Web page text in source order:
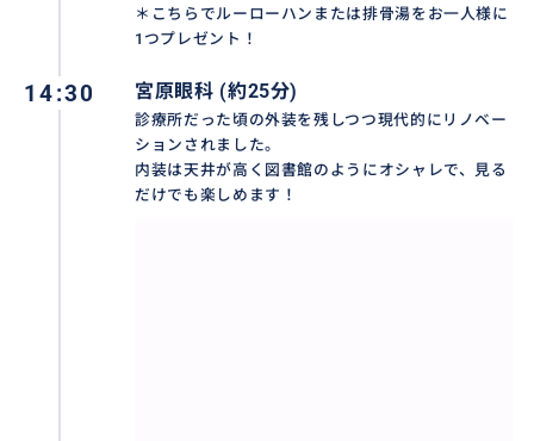
＊こちらでルーローハンまたは排骨湯をお一人様に
1つプレゼント！
14:30 宮原眼科 (約25分)
診療所だった頃の外装を残しつつ現代的にリノベー
ションされました。
内装は天井が高く図書館のようにオシャレで、見る
だけでも楽しめます！